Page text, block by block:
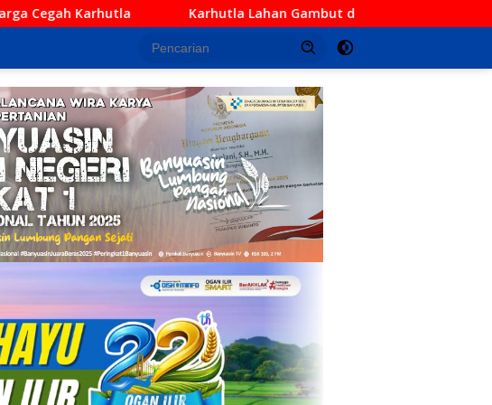
Karhutla Lahan Gambut di Palem Raya Ogan Ilir, TNI Gabungan Berhasil